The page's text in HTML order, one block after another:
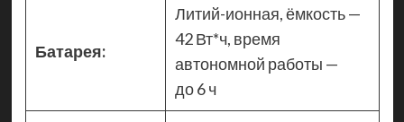
Батарея:
Литий-ионная, ёмкость —
42 Вт*ч, время
автономной работы —
до 6 ч